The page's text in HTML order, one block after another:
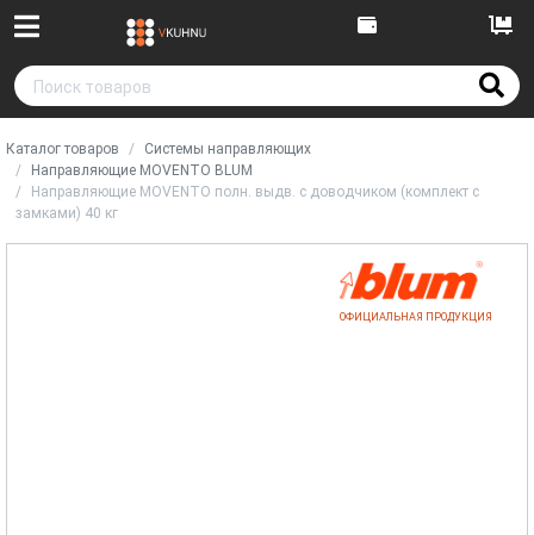
Каталог товаров
Системы направляющих
Направляющие MOVENTO BLUM
Направляющие MOVENTO полн. выдв. с доводчиком (комплект с
замками) 40 кг
ОФИЦИАЛЬНАЯ ПРОДУКЦИЯ